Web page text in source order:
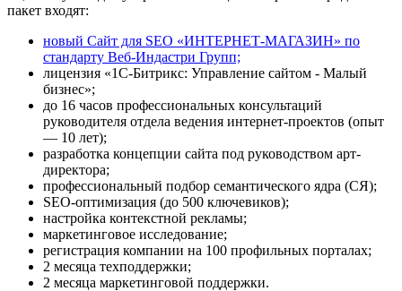
пакет входят:
новый Сайт для SEO «ИНТЕРНЕТ-МАГАЗИН» по
стандарту Веб-Индастри Групп;
лицензия «1С-Битрикс: Управление сайтом - Малый
бизнес»;
до 16 часов профессиональных консультаций
руководителя отдела ведения интернет-проектов (опыт
— 10 лет);
разработка концепции сайта под руководством арт-
директора;
профессиональный подбор семантического ядра (СЯ);
SEO-оптимизация (до 500 ключевиков);
настройка контекстной рекламы;
маркетинговое исследование;
регистрация компании на 100 профильных порталах;
2 месяца техподдержки;
2 месяца маркетинговой поддержки.